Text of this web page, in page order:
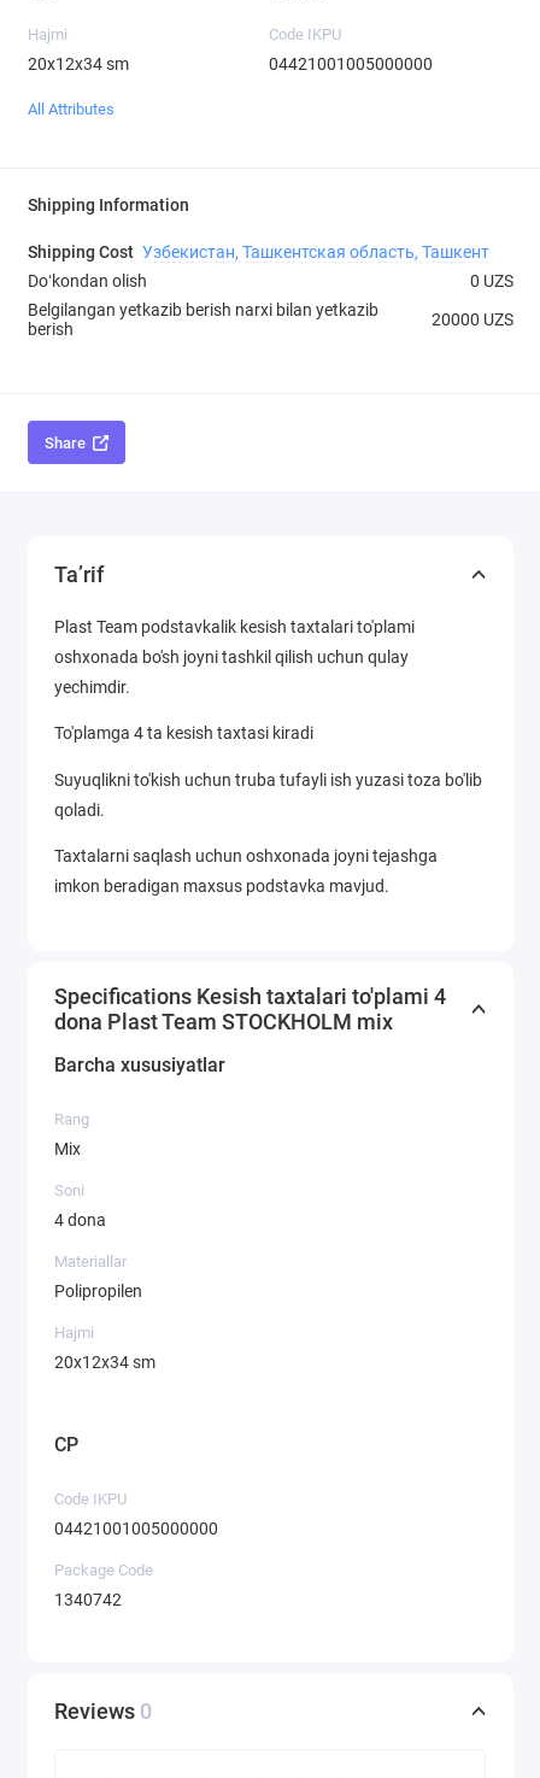
Hajmi
20х12х34 sm
Code IKPU
04421001005000000
All Attributes
Shipping Information
Shipping Cost Узбекистан, Ташкентская область, Ташкент
Doʻkondan olish
0 UZS
Belgilangan yetkazib berish narxi bilan yetkazib
berish
20000 UZS
Share
Ta’rif
Plast Team podstavkalik kesish taxtalari to'plami
oshxonada bo'sh joyni tashkil qilish uchun qulay
yechimdir.
To'plamga 4 ta kesish taxtasi kiradi
Suyuqlikni to'kish uchun truba tufayli ish yuzasi toza bo'lib
qoladi.
Taxtalarni saqlash uchun oshxonada joyni tejashga
imkon beradigan maxsus podstavka mavjud.
Specifications Kesish taxtalari to'plami 4
dona Plast Team STOCKHOLM mix
Barcha xususiyatlar
Rang
Mix
Soni
4 dona
Materiallar
Polipropilen
Hajmi
20х12х34 sm
CP
Code IKPU
04421001005000000
Package Code
1340742
Reviews 0